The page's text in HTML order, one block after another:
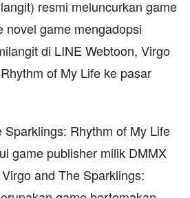
resmi meluncurkan game
novel game mengadopsi
di LINE Webtoon, Virgo
of My Life ke pasar
Rhythm of My Life
game publisher milik DMMX
and The Sparklings: